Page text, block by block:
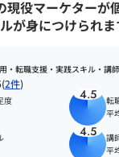
現役マーケターが
が身につけられま
・転職支援・実践スキル・講師
2件)
度
4.5
転
平
4.5
講
平